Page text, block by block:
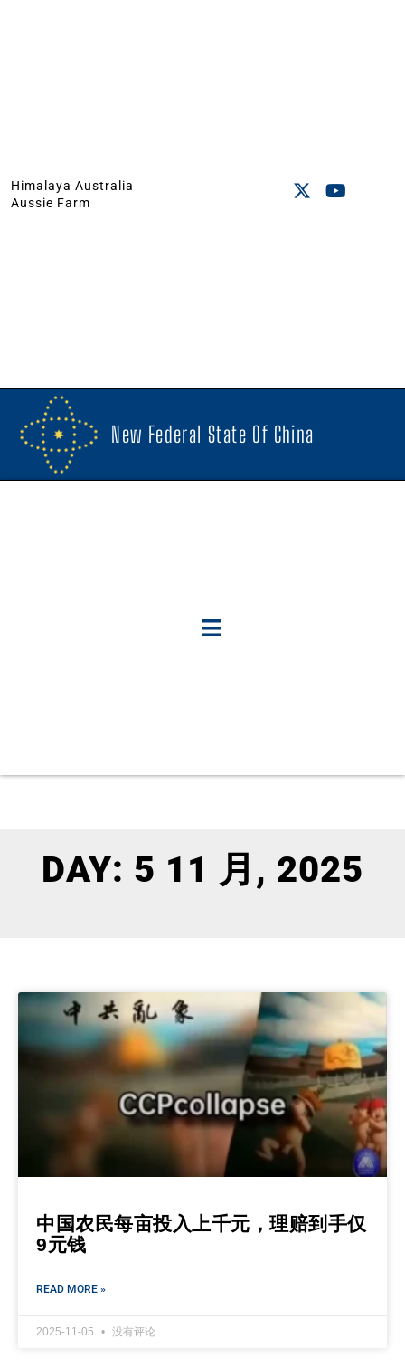
Himalaya Australia
Aussie Farm
New Federal State Of China
DAY: 5 11 月, 2025
中国农民每亩投入上千元，理赔到手仅
9元钱
READ MORE »
2025-11-05 没有评论